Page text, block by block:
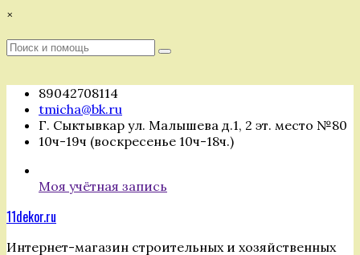
Перейти
содержимому
×
Поиск
Поиск
89042708114
tmicha@bk.ru
Г. Сыктывкар ул. Малышева д.1, 2 эт. место №80
10ч-19ч (воскресенье 10ч-18ч.)
Моя учётная запись
11dekor.ru
Интернет-магазин строительных и хозяйственных